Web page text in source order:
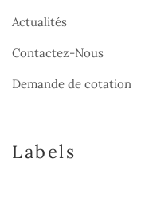
Actualités
Contactez-Nous
Demande de cotation
Labels